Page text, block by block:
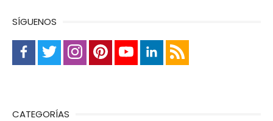
SÍGUENOS
CATEGORÍAS